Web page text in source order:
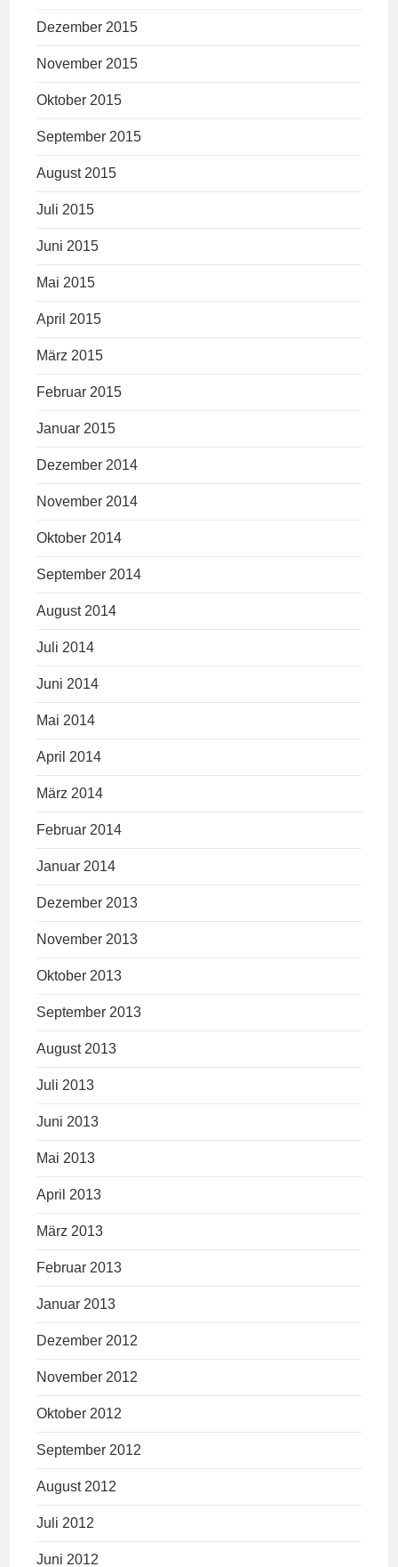
Dezember 2015
November 2015
Oktober 2015
September 2015
August 2015
Juli 2015
Juni 2015
Mai 2015
April 2015
März 2015
Februar 2015
Januar 2015
Dezember 2014
November 2014
Oktober 2014
September 2014
August 2014
Juli 2014
Juni 2014
Mai 2014
April 2014
März 2014
Februar 2014
Januar 2014
Dezember 2013
November 2013
Oktober 2013
September 2013
August 2013
Juli 2013
Juni 2013
Mai 2013
April 2013
März 2013
Februar 2013
Januar 2013
Dezember 2012
November 2012
Oktober 2012
September 2012
August 2012
Juli 2012
Juni 2012